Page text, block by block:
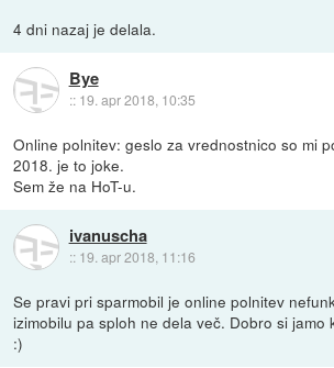
4 dni nazaj je delala.
Bye
:: 19. apr 2018, 10:35
Online polnitev: geslo za vrednostnico so mi
2018. je to joke.
Sem že na HoT-u.
ivanuscha
:: 19. apr 2018, 11:16
Se pravi pri sparmobil je online polnitev
izimobilu pa sploh ne dela več. Dobro si jamo
:)